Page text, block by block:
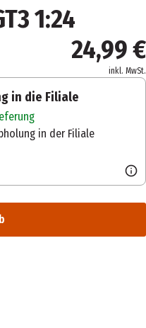
1:24
24,99 €
inkl. MwSt.
in die Filiale
in der Filiale